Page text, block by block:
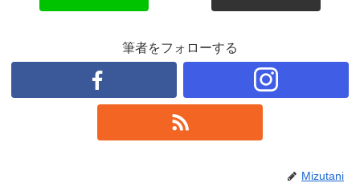
筆者をフォローする
Mizutani